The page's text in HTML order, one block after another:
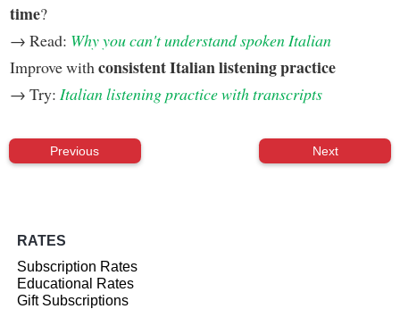
time?
→ Read: Why you can't understand spoken Italian
Improve with consistent Italian listening practice
→ Try: Italian listening practice with transcripts
Previous Next
RATES
Subscription Rates
Educational Rates
Gift Subscriptions